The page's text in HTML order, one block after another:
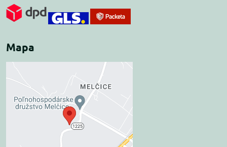
Mapa
Externý obsah je
blokovaný Voľbami
súkromia
Prajete si načítať externý obsah?